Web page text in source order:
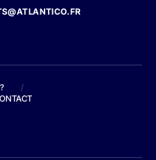
/